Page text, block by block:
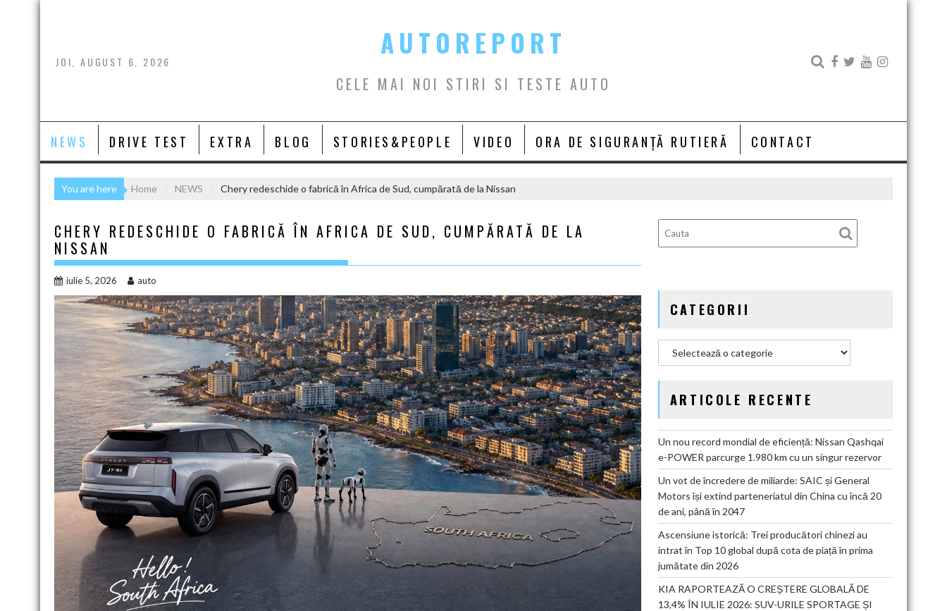
Skip
JOI, AUGUST 6, 2026
AUTOREPORT
CELE MAI NOI STIRI SI TESTE AUTO
NEWS DRIVE TEST EXTRA BLOG STORIES&PEOPLE VIDEO ORA DE SIGURANȚĂ RUTIERĂ CONTACT
You are here Home NEWS Chery redeschide o fabrică în Africa de Sud, cumpărată de la Nissan
CHERY REDESCHIDE O FABRICĂ ÎN AFRICA DE SUD, CUMPĂRATĂ DE LA
NISSAN
iulie 5, 2026 auto
CATEGORII
ARTICOLE RECENTE
Un nou record mondial de eficiență: Nissan Qashqai
e-POWER parcurge 1.980 km cu un singur rezervor
Un vot de încredere de miliarde: SAIC și General
Motors își extind parteneriatul din China cu încă 20
de ani, până în 2047
Ascensiune istorică: Trei producători chinezi au
intrat în Top 10 global după cota de piață în prima
jumătate din 2026
KIA RAPORTEAZĂ O CREȘTERE GLOBALĂ DE
13,4% ÎN IULIE 2026: SUV-URILE SPORTAGE ȘI